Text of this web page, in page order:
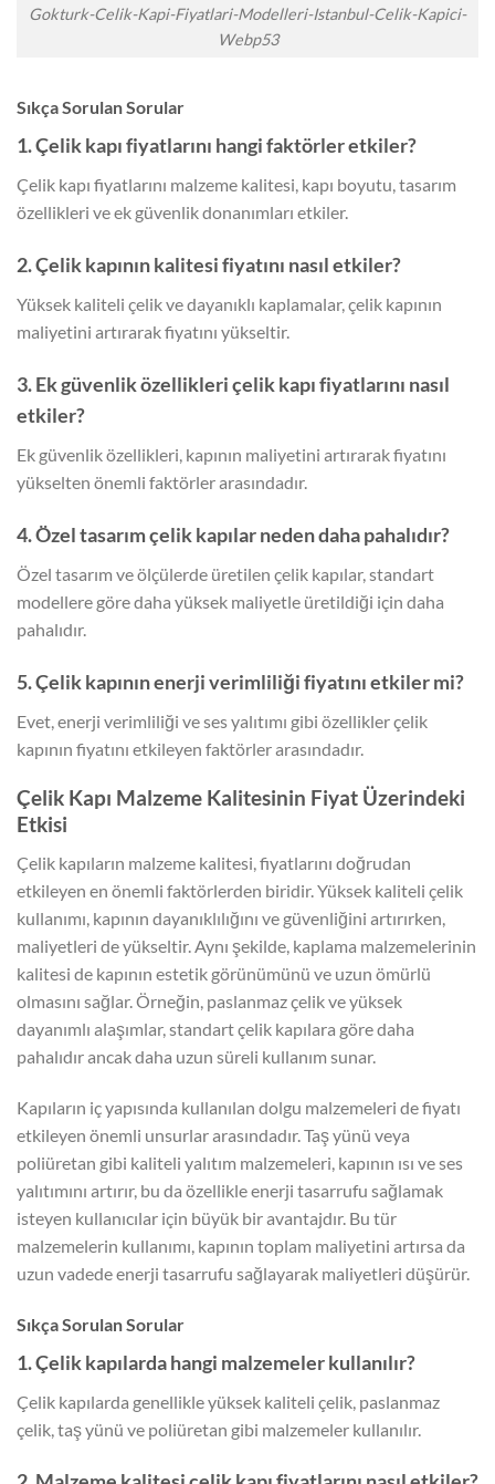
Gokturk-Celik-Kapi-Fiyatlari-Modelleri-Istanbul-Celik-Kapici-
Webp53
Sıkça Sorulan Sorular
1. Çelik kapı fiyatlarını hangi faktörler etkiler?
Çelik kapı fiyatlarını malzeme kalitesi, kapı boyutu, tasarım
özellikleri ve ek güvenlik donanımları etkiler.
2. Çelik kapının kalitesi fiyatını nasıl etkiler?
Yüksek kaliteli çelik ve dayanıklı kaplamalar, çelik kapının
maliyetini artırarak fiyatını yükseltir.
3. Ek güvenlik özellikleri çelik kapı fiyatlarını nasıl
etkiler?
Ek güvenlik özellikleri, kapının maliyetini artırarak fiyatını
yükselten önemli faktörler arasındadır.
4. Özel tasarım çelik kapılar neden daha pahalıdır?
Özel tasarım ve ölçülerde üretilen çelik kapılar, standart
modellere göre daha yüksek maliyetle üretildiği için daha
pahalıdır.
5. Çelik kapının enerji verimliliği fiyatını etkiler mi?
Evet, enerji verimliliği ve ses yalıtımı gibi özellikler çelik
kapının fiyatını etkileyen faktörler arasındadır.
Çelik Kapı Malzeme Kalitesinin Fiyat Üzerindeki
Etkisi
Çelik kapıların malzeme kalitesi, fiyatlarını doğrudan
etkileyen en önemli faktörlerden biridir. Yüksek kaliteli çelik
kullanımı, kapının dayanıklılığını ve güvenliğini artırırken,
maliyetleri de yükseltir. Aynı şekilde, kaplama malzemelerinin
kalitesi de kapının estetik görünümünü ve uzun ömürlü
olmasını sağlar. Örneğin, paslanmaz çelik ve yüksek
dayanımlı alaşımlar, standart çelik kapılara göre daha
pahalıdır ancak daha uzun süreli kullanım sunar.
Kapıların iç yapısında kullanılan dolgu malzemeleri de fiyatı
etkileyen önemli unsurlar arasındadır. Taş yünü veya
poliüretan gibi kaliteli yalıtım malzemeleri, kapının ısı ve ses
yalıtımını artırır, bu da özellikle enerji tasarrufu sağlamak
isteyen kullanıcılar için büyük bir avantajdır. Bu tür
malzemelerin kullanımı, kapının toplam maliyetini artırsa da
uzun vadede enerji tasarrufu sağlayarak maliyetleri düşürür.
Sıkça Sorulan Sorular
1. Çelik kapılarda hangi malzemeler kullanılır?
Çelik kapılarda genellikle yüksek kaliteli çelik, paslanmaz
çelik, taş yünü ve poliüretan gibi malzemeler kullanılır.